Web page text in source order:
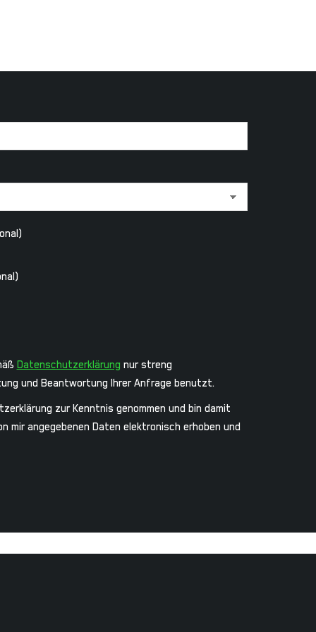
Datenschutzerklärung nur streng
und Beantwortung Ihrer Anfrage benutzt.
zur Kenntnis genommen und bin damit
mir angegebenen Daten elektronisch erhoben und